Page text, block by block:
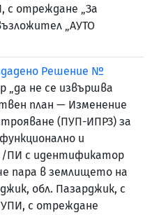
с отреждане „За
„АУТО
Решение №
„да не се извършва
план — Изменение
(ПУП-ИПРЗ) за
и
ПИ с идентификатор
пара в землището на
обл. Пазарджик, с
с отреждане